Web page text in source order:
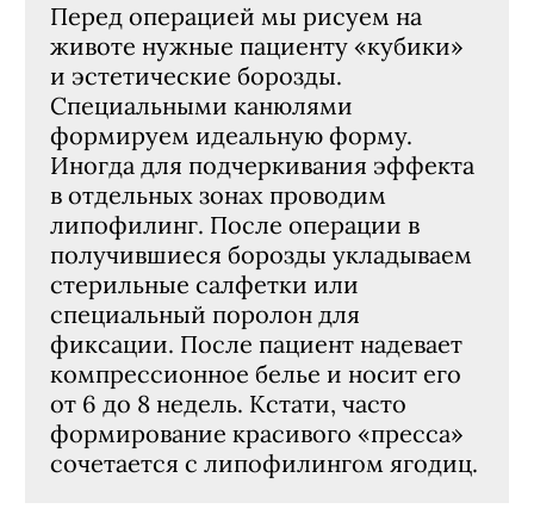
Перед операцией мы рисуем на
животе нужные пациенту «кубики»
и эстетические борозды.
Специальными канюлями
формируем идеальную форму.
Иногда для подчеркивания эффекта
в отдельных зонах проводим
липофилинг. После операции в
получившиеся борозды укладываем
стерильные салфетки или
специальный поролон для
фиксации. После пациент надевает
компрессионное белье и носит его
от 6 до 8 недель. Кстати, часто
формирование красивого «пресса»
сочетается с липофилингом ягодиц.